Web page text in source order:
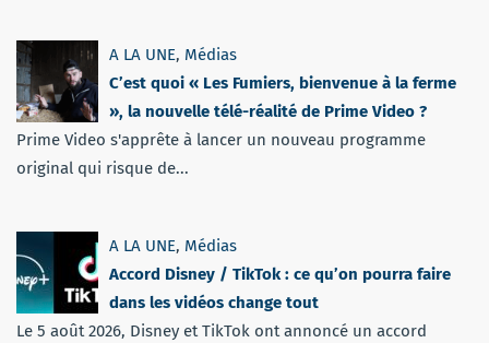
A LA UNE, Médias
C’est quoi « Les Fumiers, bienvenue à la ferme
», la nouvelle télé-réalité de Prime Video ?
Prime Video s'apprête à lancer un nouveau programme
original qui risque de...
A LA UNE, Médias
Accord Disney / TikTok : ce qu’on pourra faire
dans les vidéos change tout
Le 5 août 2026, Disney et TikTok ont annoncé un accord